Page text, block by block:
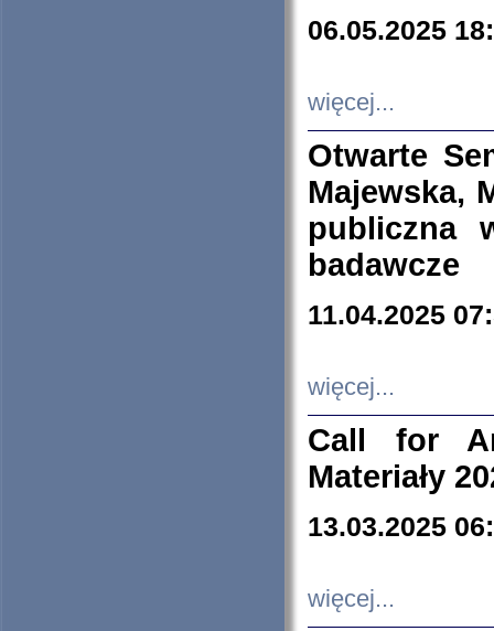
06.05.2025
więcej...
Otwarte
Majewska,
publiczna
badawcze
11.04.2025
więcej...
Call for
Materiały
13.03.2025
więcej...